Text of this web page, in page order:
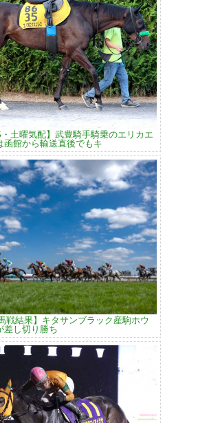
・土曜気配】武豊騎手騎乗のエリカエ
函館から輸送直後でもキ
戦結果】キタサンブラック産駒ホウ
差し切り勝ち